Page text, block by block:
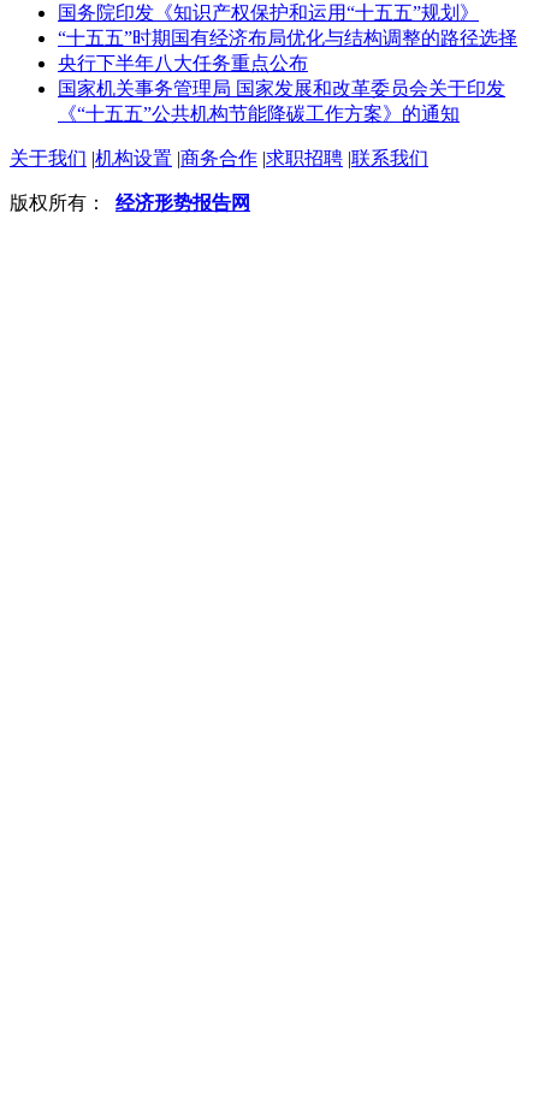
国务院印发《知识产权保护和运用“十五五”规划》
“十五五”时期国有经济布局优化与结构调整的路径选择
央行下半年八大任务重点公布
国家机关事务管理局 国家发展和改革委员会关于印发
《“十五五”公共机构节能降碳工作方案》的通知
关于我们 |机构设置 |商务合作 |求职招聘 |联系我们
版权所有： 经济形势报告网